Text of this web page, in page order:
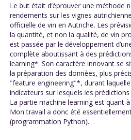
Le but était d’éprouver une méthode
rendements sur les vignes
officielle de vin en Autriche. Les
la quantité, et non la qualité, de vin
est passée par le développement
complète aboutissant à des
learning*. Son caractère innovant se
la préparation des données, plus
"feature engineering"*, durant
indicateurs sur lesquels les
La partie machine learning est quant
Mon travail a donc été
(programmation Python).